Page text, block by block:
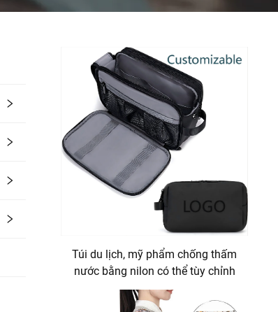
Túi du lịch, mỹ phẩm chống thấm
nước bằng nilon có thể tùy chỉnh
cho nam và nữ với logo tùy chỉnh